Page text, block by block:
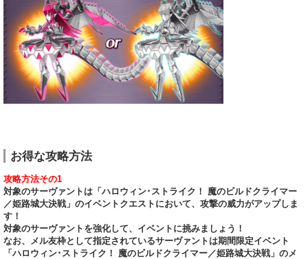
お得な攻略方法
攻略方法その1
対象のサーヴァントは「ハロウィン･ストライク！ 魔のビルドクライマー
／姫路城大決戦」のイベントクエストにおいて、攻撃の威力がアップしま
す！
対象のサーヴァントを強化して、イベントに挑みましょう！
なお、メル友枠として指定されているサーヴァントは期間限定イベント
「ハロウィン･ストライク！ 魔のビルドクライマー／姫路城大決戦」のメ